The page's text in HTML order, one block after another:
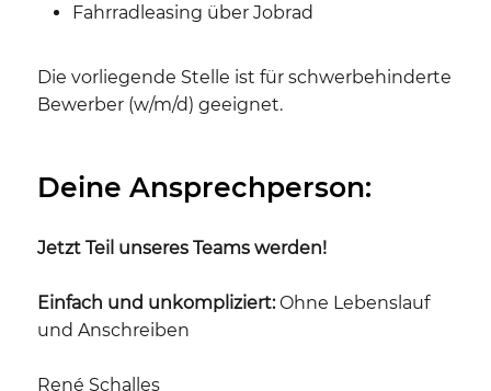
Fahrradleasing über Jobrad
Die vorliegende Stelle ist für schwerbehinderte
Bewerber (w/m/d) geeignet.
Deine Ansprechperson:
Jetzt Teil unseres Teams werden!
Einfach und unkompliziert:Ohne Lebenslauf
und Anschreiben
René Schalles